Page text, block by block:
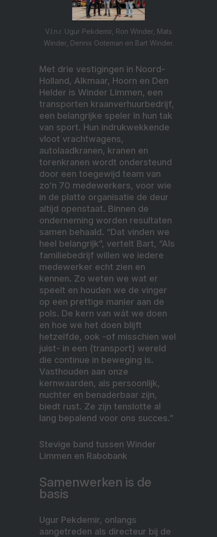
V.l.n.r. Ugur Pekdemir, Ron Winder, Mats
Winder, Dennis Ooteman en Bart Winder.
Met drie vestigingen in Noord-
Holland, Alkmaar, Hoorn en Den
Helder is Winder Limmen, een
transporten kraanverhuurbedrijf,
een belangrijke speler in hun tak
van sport. Hun indrukwekkende
vloot vrachtwagens,
autolaadkranen, kranen en
torenkranen wordt ondersteund
door een toegewijd team van
zo’n 70 medewerkers, voor wie
in de platte organisatie de deur
altijd openstaat. Binnen de
onderneming worden resultaten
samen behaald. “Dat vinden we
heel belangrijk”, vertelt Bart, “Als
familiebedrijf willen we iedere
medewerker echt zien en
kennen. Zo weten we wat er
speelt en houden we de vinger
op een prettige manier aan de
pols. De kern van wát we doen
en hoe we het doen blijft
hetzelfde, ook -of misschien wel
juist- in een (transport) wereld
die continue in beweging is.
Vasthouden aan onze
kernwaarden, als persoonlijk,
nuchter en benaderbaar zijn,
biedt rust. Ze zijn tenslotte al
lang bepalend voor ons succes.”
Stevige band tussen Winder
Limmen en Rabobank
Samenwerken is de
basis
Ugur Pekdemir, onlangs
aangetreden als directeur bij de